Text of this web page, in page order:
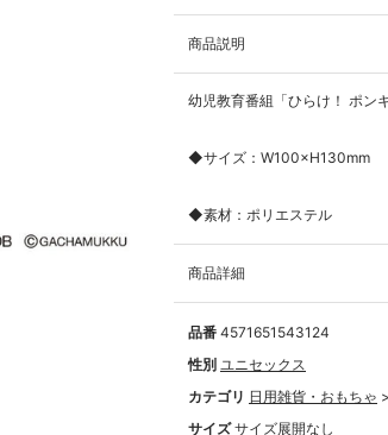
商品説明
幼児教育番組「ひらけ！ ポン
◆サイズ：W100×H130mm
◆素材：ポリエステル
商品詳細
品番 4571651543124
性別 ユニセックス
カテゴリ 日用雑貨・おもちゃ >
サイズ サイズ展開なし